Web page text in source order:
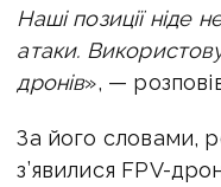
Наші позиції ніде
атаки.
дронів», —
За його словами,
з’явилися FPV-